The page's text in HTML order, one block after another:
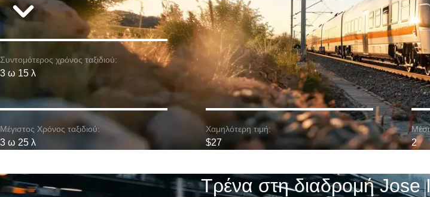
Συντομότερος χρόνος ταξιδιού:
3 ω 15 λ
Μέγιστος Χρόνος ταξιδιού:
3 ω 25 λ
Χαμηλότερη τιμή:
$27 2
Τρένα στη διαδρομή Jose